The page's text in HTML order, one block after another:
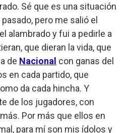
Sé que es una situación
pero me salió el
alambrado y fui a pedirle a
que dieran la vida, que
de Nacional con ganas del
en cada partido, que
da cada hincha. Y
de los jugadores, con
Por más que ellos en
para mí son mis ídolos y